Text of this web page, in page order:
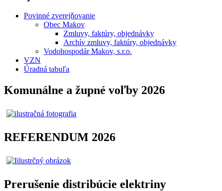
Povinné zverejňovanie
Obec Makov
Zmluvy, faktúry, objednávky
Archív zmluvy, faktúry, objednávky
Vodohospodár Makov, s.r.o.
VZN
Úradná tabuľa
Komunálne a župné voľby 2026
REFERENDUM 2026
Prerušenie distribúcie elektriny